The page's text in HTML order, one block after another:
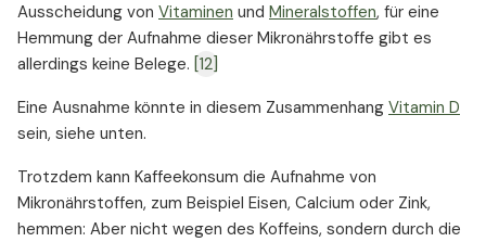
Ausscheidung von Vitaminen und Mineralstoffen, für eine
Hemmung der Aufnahme dieser Mikronährstoffe gibt es
allerdings keine Belege. [12]
Eine Ausnahme könnte in diesem Zusammenhang Vitamin D
sein, siehe unten.
Trotzdem kann Kaffeekonsum die Aufnahme von
Mikronährstoffen, zum Beispiel Eisen, Calcium oder Zink,
hemmen: Aber nicht wegen des Koffeins, sondern durch die